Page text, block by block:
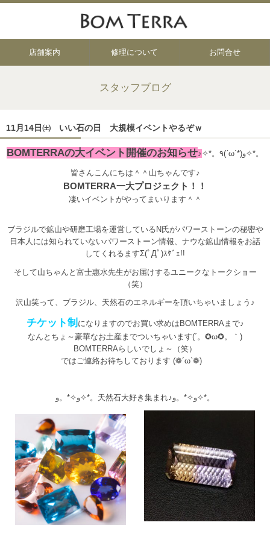
店舗案内 修理について お問合せ
スタッフブログ
11月14日㈯ いい石の日 大規模イベントやるぞｗ
BOMTERRAの大イベント開催のお知らせ♪ ✧*。٩(ˊωˋ*)و✧*。
皆さんこんにちは＾＾山ちゃんです♪
BOMTERRA一大プロジェクト！！
凄いイベントがやってまいります＾＾
ブラジルで鉱山や研磨工場を運営しているN氏がパワーストーンの秘密や
日本人には知られていないパワーストーン情報、ナウな鉱山情報をお話
してくれるますΣ(ﾟДﾟ)ｽｹﾞｪ!!
そして山ちゃんと富士惠水先生がお届けするユニークなトークショー
（笑）
沢山笑って、ブラジル、天然石のエネルギーを頂いちゃいましょう♪
チケット制 になりますのでお買い求めはBOMTERRAまで♪
なんとちょ～豪華なお土産までついちゃいます(´。✪ω✪。｀)
BOMTERRAらしいでしょ～（笑）
ではご連絡お待ちしております (❁´ω`❁)
و✧*。و✧*。天然石大好き集まれ♪و✧*。و✧*。